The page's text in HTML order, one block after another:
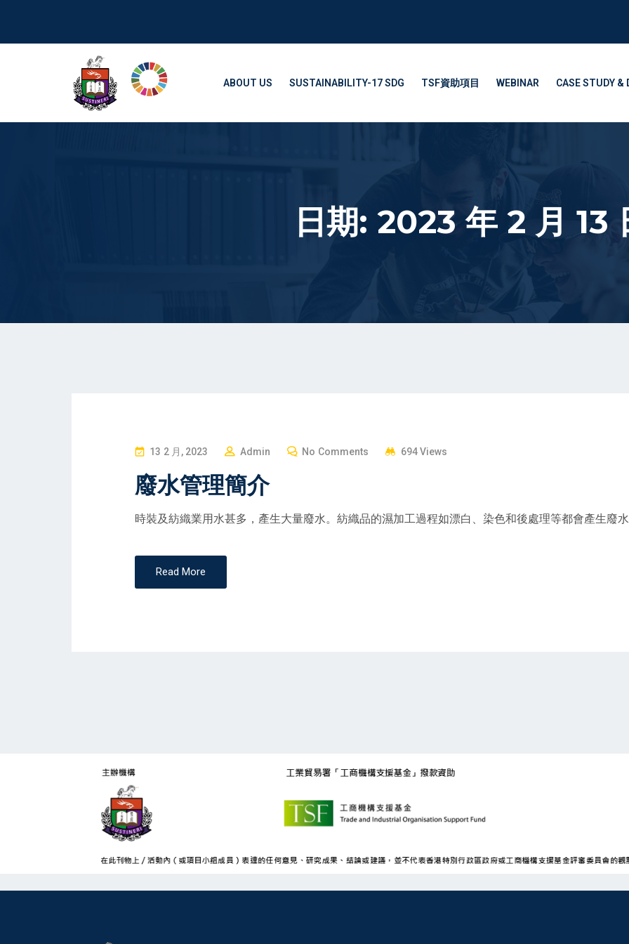
ABOUT US SUSTAINABILITY-17 SDG TSF資助項目 WEBINAR CASE STUDY &
日期: 2023 年 2 月 13
P
S
E
13 2 月, 2023 Admin No Comments 694 Views
廢水管理簡介
時裝及紡織業用水甚多，產生大量廢水。紡織品的濕加工過程如漂白、染色和後處理等都會產生廢
Read More